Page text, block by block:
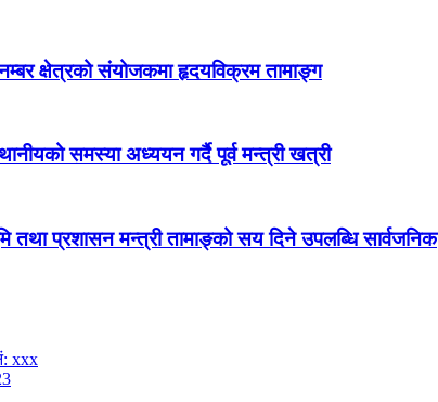
क्षेत्रको संयोजकमा हृदयविक्रम तामाङ्ग
समस्या अध्ययन गर्दै पूर्व मन्त्री खत्री
तथा प्रशासन मन्त्री तामाङ्को सय दिने उपलब्धि सार्वजनिक
xxx